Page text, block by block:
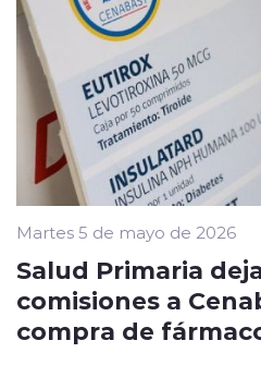
Martes 5 de mayo de 2026
Salud Primaria
comisiones a
compra de